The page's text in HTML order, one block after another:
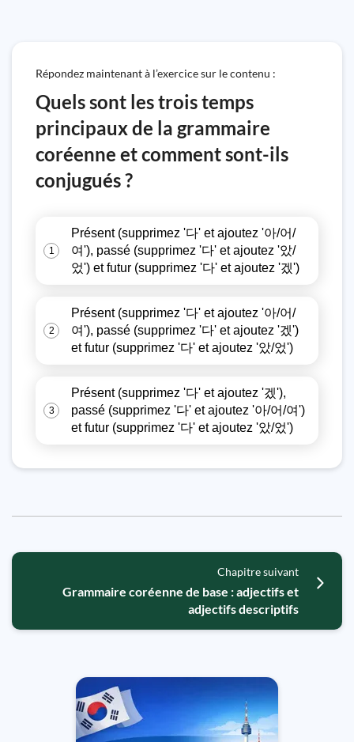
Répondez maintenant à l’exercice sur le contenu :
Quels sont les trois temps
principaux de la grammaire
coréenne et comment sont-ils
conjugués ?
1
Présent (supprimez '다' et ajoutez '아/어/
여'), passé (supprimez '다' et ajoutez '았/
었') et futur (supprimez '다' et ajoutez '겠')
2
Présent (supprimez '다' et ajoutez '아/어/
여'), passé (supprimez '다' et ajoutez '겠')
et futur (supprimez '다' et ajoutez '았/었')
3
Présent (supprimez '다' et ajoutez '겠'),
passé (supprimez '다' et ajoutez '아/어/여')
et futur (supprimez '다' et ajoutez '았/었')
Chapitre suivant
Grammaire coréenne de base : adjectifs et
adjectifs descriptifs